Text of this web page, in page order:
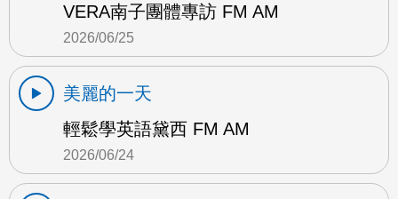
VERA南子團體專訪 FM AM
2026/06/25
美麗的一天
輕鬆學英語黛西 FM AM
2026/06/24